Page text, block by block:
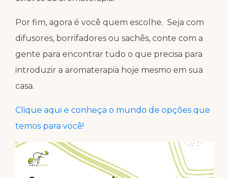
Por fim, agora é você quem escolhe. Seja com
difusores, borrifadores ou sachês, conte com a
gente para encontrar tudo o que precisa para
introduzir a aromaterapia hoje mesmo em sua
casa.
Clique aqui e conheça o mundo de opções que
temos para você!